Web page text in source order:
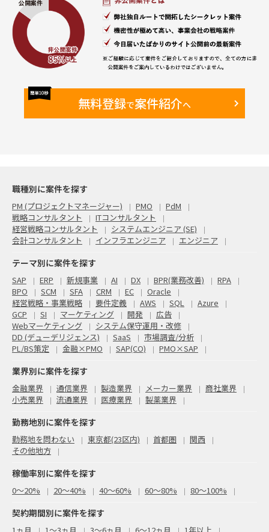
【備考】
・既に元請のBPさんがAA担当として2年弱参画している
Finance領域に参画いただき、同様のロールを担っていただき
無料登録で案件紹介へ
職種別に案件を探す
PM (プロジェクトマネージャー) PMO
PdM
戦略コンサルタント
ITコンサルタント
経営戦略コンサルタント
システムエンジニア (SE)
会計コンサルタント
インフラエンジニア エンジニア
テーマ別に案件を探す
SAP ERP 新規事業 AI DX BPR(業務改善)
RPA
BPO
SCM SFA CRM EC
Oracle
経営戦略・事業戦略
要件定義 AWS SQL
Azure
GCP
SI マーケティング 開発
広告
Webマーケティング
システム保守運用・改修
DD (デューデリジェンス)
SaaS
市場調査/分析
PL/BS策定
金融×PMO SAP(CO) PMO×SAP
業界別に案件を探す
金融業界 通信業界 製造業界 メーカー業界
商社業界
小売業界
流通業界 医療業界 製薬業界
勤務地別に案件を探す
勤務地を問わない 東京都(23区内) 首都圏
関西
その他地方
稼働率別に案件を探す
0〜20% 20〜40% 40〜60% 60〜80% 80〜100%
契約期間別に案件を探す